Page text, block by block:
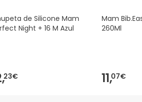
de Silicone Mam
Night + 16 M Azul
23€
Mam
260Ml
11,07€